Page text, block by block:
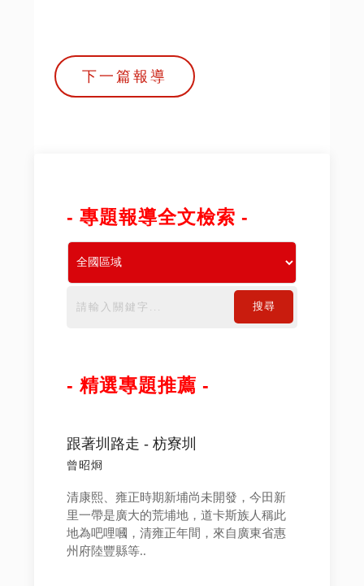
下一篇報導
- 專題報導全文檢索 -
搜尋
- 精選專題推薦 -
跟著圳路走 - 枋寮圳
曾昭烱
清康熙、雍正時期新埔尚未開發，今田新
里一帶是廣大的荒埔地，道卡斯族人稱此
地為吧哩嘓，清雍正年間，來自廣東省惠
州府陸豐縣等..